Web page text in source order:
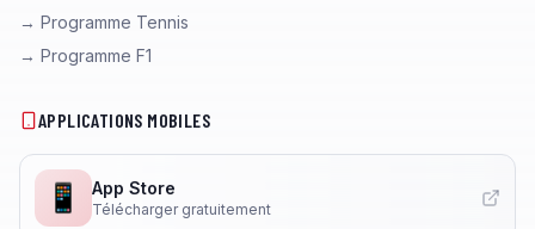
→ Programme Tennis
→ Programme F1
APPLICATIONS MOBILES
📱 App Store
Télécharger gratuitement